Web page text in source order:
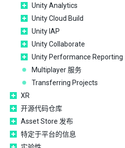
Unity Analytics
Unity Cloud Build
Unity IAP
Unity Collaborate
Unity Performance Reporting
Multiplayer 服务
Transferring Projects
XR
开源代码仓库
Asset Store 发布
特定于平台的信息